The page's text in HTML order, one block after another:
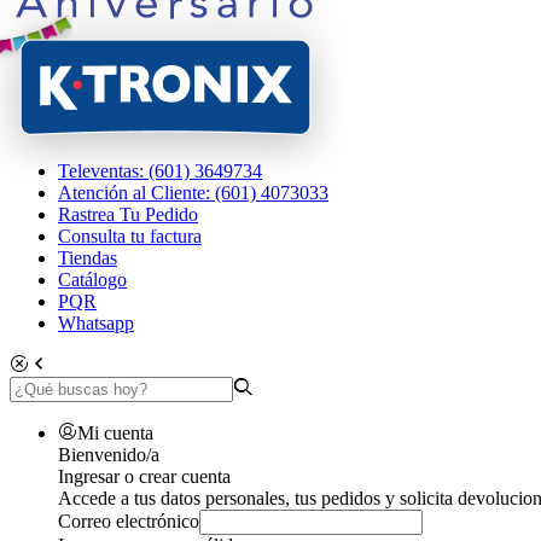
Televentas: (601) 3649734
Atención al Cliente: (601) 4073033
Rastrea Tu Pedido
Consulta tu factura
Tiendas
Catálogo
PQR
Whatsapp
Mi cuenta
Bienvenido/a
Ingresar o crear cuenta
Accede a tus datos personales, tus pedidos y solicita
Correo electrónico